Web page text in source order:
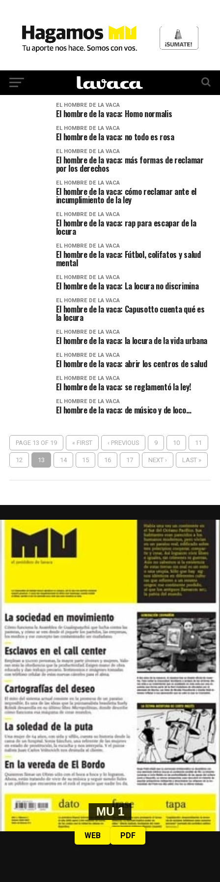
EL HOMBRE DE LA VACA
El hombre de la vaca: Homo normalis
EL HOMBRE DE LA VACA
El hombre de la vaca: no todo es rosa
EL HOMBRE DE LA VACA
El hombre de la vaca: más formas de reclamar
por los derechos
EL HOMBRE DE LA VACA
El hombre de la vaca: cómo reclamar ante el
incumplimiento de la ley
EL HOMBRE DE LA VACA
El hombre de la vaca: rap para escapar de la
locura
EL HOMBRE DE LA VACA
El hombre de la vaca: Fútbol, colifatos y salud
mental
EL HOMBRE DE LA VACA
El hombre de la vaca: La locura no discrimina
EL HOMBRE DE LA VACA
El hombre de la vaca: Capusotto cuenta qué es
la locura
EL HOMBRE DE LA VACA
El hombre de la vaca: la locura de la vida urbana
EL HOMBRE DE LA VACA
El hombre de la vaca: abrir los centros de salud
EL HOMBRE DE LA VACA
El hombre de la vaca: se reglamentó la ley!
EL HOMBRE DE LA VACA
El hombre de la vaca: de músico y de loco…
PAGE 13 OF 19 « FIRST ‹ PREVIOUS 9 10 11
12 13 14 15 16 17 NEXT › LAST »
MU 1
WEB PDF